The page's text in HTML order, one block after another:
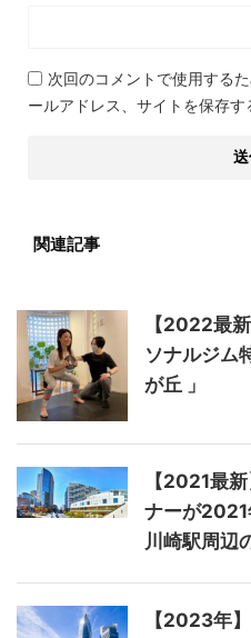
次回のコメントで使用する
ールアドレス、サイトを保存す
関連記事
【2022最
ソナルジム
が丘 」
【2021最
ナーが2021
川崎駅周辺
【2023年